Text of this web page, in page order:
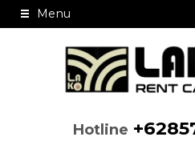
Menu
Hotline